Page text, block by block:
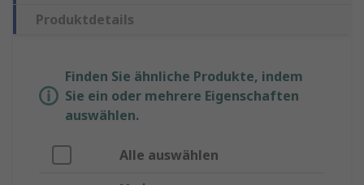
Produktdetails
Finden Sie ähnliche Produkte, indem
Sie ein oder mehrere Eigenschaften
auswählen.
Alle auswählen